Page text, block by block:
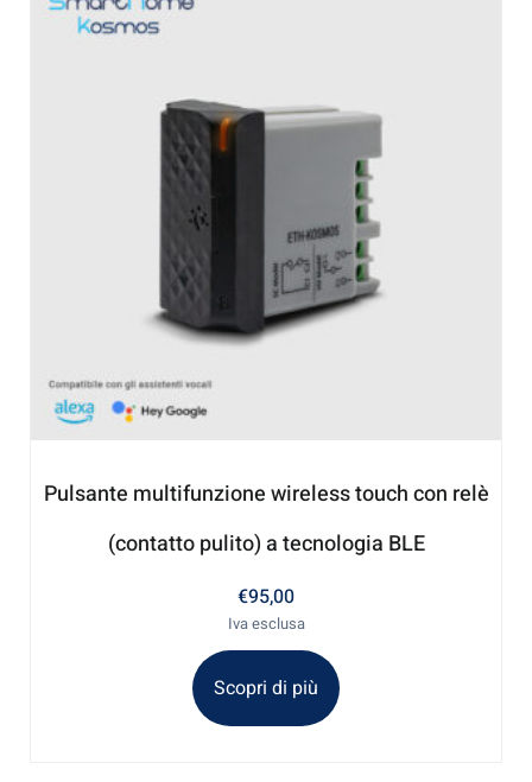
Pulsante multifunzione wireless touch con relè
(contatto pulito) a tecnologia BLE
€95,00
Iva esclusa
Scopri di più